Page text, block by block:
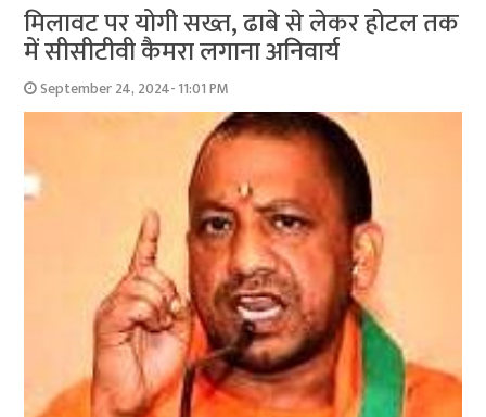
मिलावट पर योगी सख्त, ढाबे से लेकर होटल तक
में सीसीटीवी कैमरा लगाना अनिवार्य
September 24, 2024- 11:01 PM